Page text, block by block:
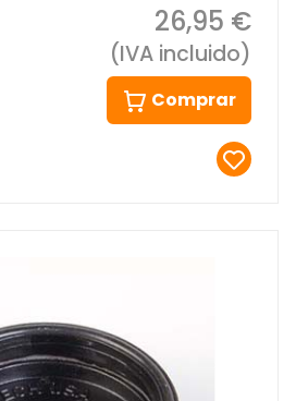
26,95 €
(IVA incluido)
Comprar